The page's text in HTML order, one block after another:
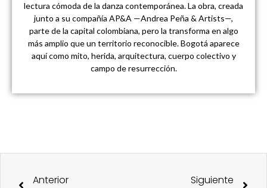
lectura cómoda de la danza contemporánea. La obra, creada
junto a su compañía AP&A —Andrea Peña & Artists—,
parte de la capital colombiana, pero la transforma en algo
más amplio que un territorio reconocible. Bogotá aparece
aquí como mito, herida, arquitectura, cuerpo colectivo y
campo de resurrección.
Anterior Siguiente